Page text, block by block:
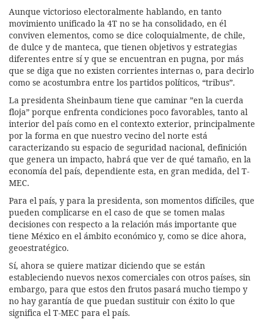
Aunque victorioso electoralmente hablando, en tanto
movimiento unificado la 4T no se ha consolidado, en él
conviven elementos, como se dice coloquialmente, de chile,
de dulce y de manteca, que tienen objetivos y estrategias
diferentes entre sí y que se encuentran en pugna, por más
que se diga que no existen corrientes internas o, para decirlo
como se acostumbra entre los partidos políticos, “tribus”.
La presidenta Sheinbaum tiene que caminar ”en la cuerda
floja” porque enfrenta condiciones poco favorables, tanto al
interior del país como en el contexto exterior, principalmente
por la forma en que nuestro vecino del norte está
caracterizando su espacio de seguridad nacional, definición
que genera un impacto, habrá que ver de qué tamaño, en la
economía del país, dependiente esta, en gran medida, del T-
MEC.
Para el país, y para la presidenta, son momentos difíciles, que
pueden complicarse en el caso de que se tomen malas
decisiones con respecto a la relación más importante que
tiene México en el ámbito económico y, como se dice ahora,
geoestratégico.
Sí, ahora se quiere matizar diciendo que se están
estableciendo nuevos nexos comerciales con otros países, sin
embargo, para que estos den frutos pasará mucho tiempo y
no hay garantía de que puedan sustituir con éxito lo que
significa el T-MEC para el país.